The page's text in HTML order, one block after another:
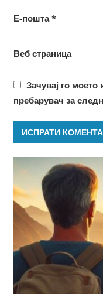
Е-пошта*
Веб страница
Зачувај го
пребарувач за